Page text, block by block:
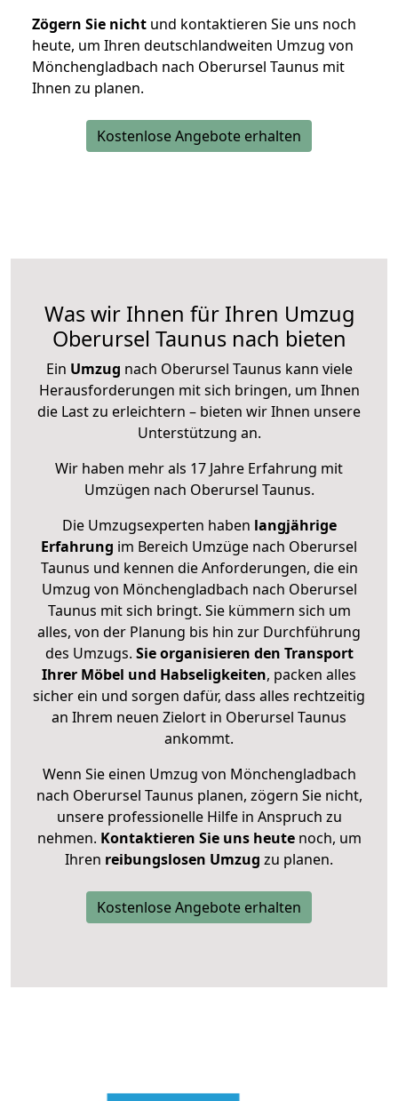
Zögern Sie nicht und kontaktieren Sie uns noch
heute, um Ihren deutschlandweiten Umzug von
Mönchengladbach nach Oberursel Taunus mit
Ihnen zu planen.
Kostenlose Angebote erhalten
Was wir Ihnen für Ihren Umzug
Oberursel Taunus nach bieten
Ein Umzug nach Oberursel Taunus kann viele
Herausforderungen mit sich bringen, um Ihnen
die Last zu erleichtern – bieten wir Ihnen unsere
Unterstützung an.
Wir haben mehr als 17 Jahre Erfahrung mit
Umzügen nach Oberursel Taunus.
Die Umzugsexperten haben langjährige
Erfahrung im Bereich Umzüge nach Oberursel
Taunus und kennen die Anforderungen, die ein
Umzug von Mönchengladbach nach Oberursel
Taunus mit sich bringt. Sie kümmern sich um
alles, von der Planung bis hin zur Durchführung
des Umzugs. Sie organisieren den Transport
Ihrer Möbel und Habseligkeiten, packen alles
sicher ein und sorgen dafür, dass alles rechtzeitig
an Ihrem neuen Zielort in Oberursel Taunus
ankommt.
Wenn Sie einen Umzug von Mönchengladbach
nach Oberursel Taunus planen, zögern Sie nicht,
unsere professionelle Hilfe in Anspruch zu
nehmen. Kontaktieren Sie uns heutenoch, um
Ihren reibungslosen Umzug zu planen.
Kostenlose Angebote erhalten